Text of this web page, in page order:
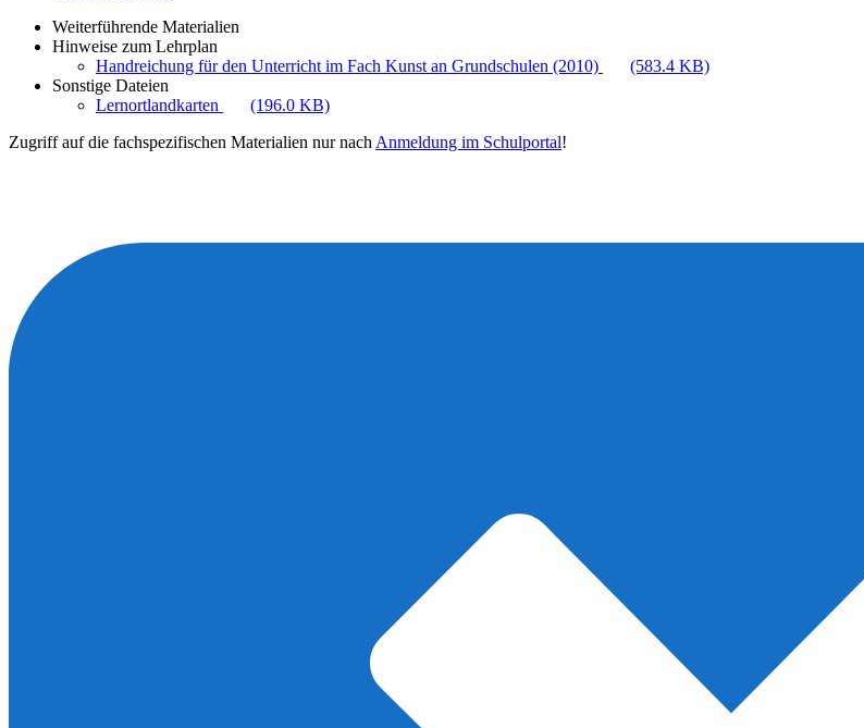
Weiterführende Materialien
Hinweise zum Lehrplan
Handreichung für den Unterricht im Fach Kunst an Grundschulen (2010)
(583.4 KB)
Sonstige Dateien
Lernortlandkarten
(196.0 KB)
Zugriff auf die fachspezifischen Materialien nur nach Anmeldung im Schulportal!